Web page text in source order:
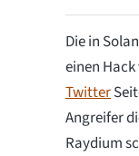
Die in
einen
Twitter
Angreifer
Raydium